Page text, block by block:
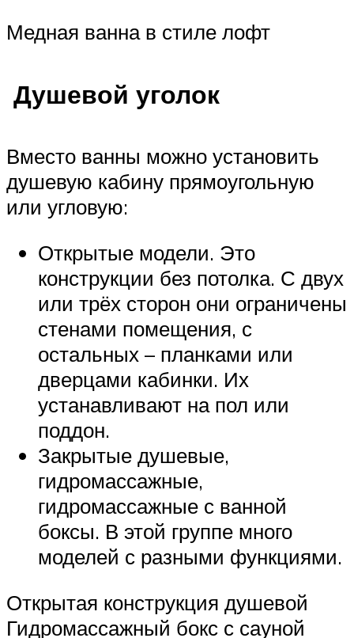
Медная ванна в стиле лофт
Душевой уголок
Вместо ванны можно установить
душевую кабину прямоугольную
или угловую:
Открытые модели. Это
конструкции без потолка. С двух
или трёх сторон они ограничены
стенами помещения, с
остальных – планками или
дверцами кабинки. Их
устанавливают на пол или
поддон.
Закрытые душевые,
гидромассажные,
гидромассажные с ванной
боксы. В этой группе много
моделей с разными функциями.
Открытая конструкция душевой
Гидромассажный бокс с сауной